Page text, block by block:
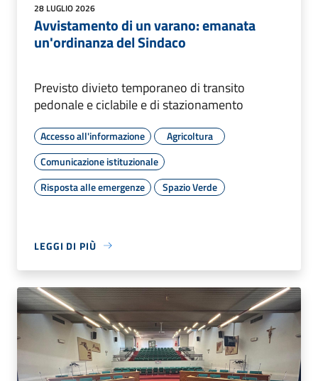
28 LUGLIO 2026
Avvistamento di un varano: emanata
un'ordinanza del Sindaco
Previsto divieto temporaneo di transito
pedonale e ciclabile e di stazionamento
Accesso all'informazione
Agricoltura
Comunicazione istituzionale
Risposta alle emergenze
Spazio Verde
LEGGI DI PIÙ